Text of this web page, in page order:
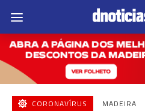
CORONAVÍRUS MADEIRA